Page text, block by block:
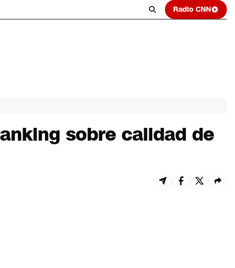
Radio CNN
sobre calidad de